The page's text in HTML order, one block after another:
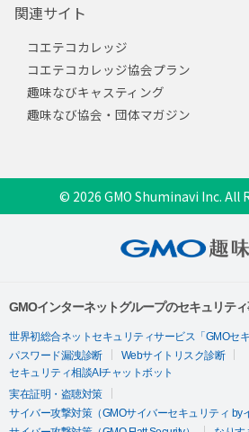
関連サイト
コエテコカレッジ
コエテコカレッジ協会プラン
趣味なびキャスティング
趣味なび協会・団体マガジン
© 2026 GMO Shuminavi Inc. All